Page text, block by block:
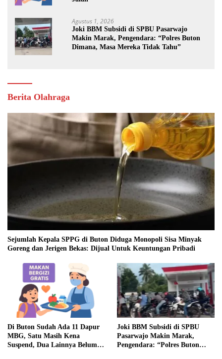
Agustus 1, 2026
Joki BBM Subsidi di SPBU Pasarwajo
Makin Marak, Pengendara: “Polres Buton
Dimana, Masa Mereka Tidak Tahu”
Berita Olahraga
Sejumlah Kepala SPPG di Buton Diduga Monopoli Sisa Minyak
Goreng dan Jerigen Bekas: Dijual Untuk Keuntungan Pribadi
Di Buton Sudah Ada 11 Dapur
MBG, Satu Masih Kena
Suspend, Dua Lainnya Belum
Joki BBM Subsidi di SPBU
Pasarwajo Makin Marak,
Pengendara: “Polres Buton